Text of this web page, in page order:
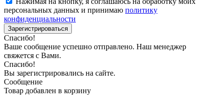
персональных данных и принимаю политику
конфиденциальности
Зарегистрироваться
Спасибо!
Ваше сообщение успешно отправлено. Наш менеджер
свяжется с Вами.
Спасибо!
Вы зарегистрировались на сайте.
Сообщение
Товар добавлен в корзину